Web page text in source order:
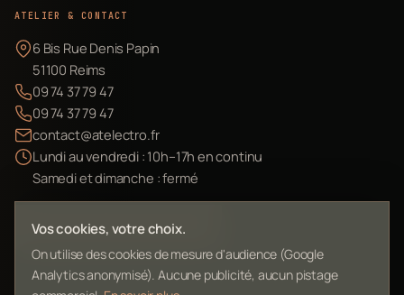
ATELIER & CONTACT
6 Bis Rue Denis Papin
51100 Reims
09 74 37 79 47
09 74 37 79 47
contact@atelectro.fr
Lundi au vendredi : 10h–17h en continu
Samedi et dimanche : fermé
Envoyer mon matériel
Vos cookies, votre choix.
On utilise des cookies de mesure d'audience (Google
Analytics anonymisé). Aucune publicité, aucun pistage